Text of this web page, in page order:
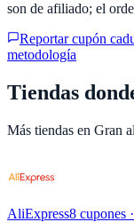
son de afiliado; el
Reportar cupón
metodología
Tiendas
Más tiendas en Gran
AliExpress8 cupones